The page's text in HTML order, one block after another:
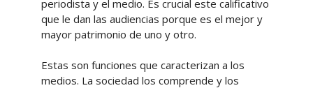
periodista y el medio. Es crucial este calificativo
que le dan las audiencias porque es el mejor y
mayor patrimonio de uno y otro.
Estas son funciones que caracterizan a los
medios. La sociedad los comprende y los